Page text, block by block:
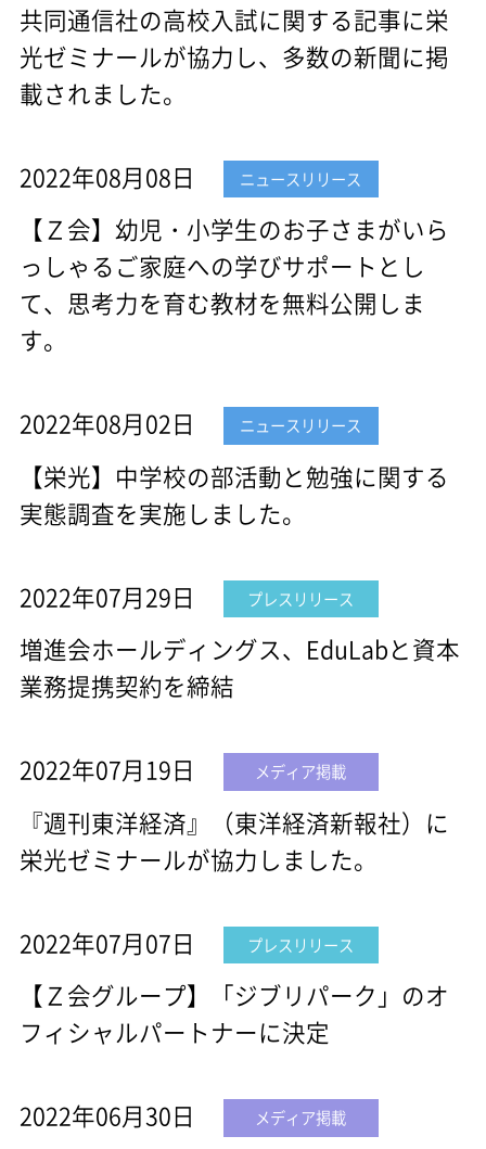
共同通信社の高校入試に関する記事に栄
光ゼミナールが協力し、多数の新聞に掲
載されました。
2022年08月08日 ニュースリリース
【Ｚ会】幼児・小学生のお子さまがいら
っしゃるご家庭への学びサポートとし
て、思考力を育む教材を無料公開しま
す。
2022年08月02日 ニュースリリース
【栄光】中学校の部活動と勉強に関する
実態調査を実施しました。
2022年07月29日 プレスリリース
増進会ホールディングス、EduLabと資本
業務提携契約を締結
2022年07月19日 メディア掲載
『週刊東洋経済』（東洋経済新報社）に
栄光ゼミナールが協力しました。
2022年07月07日 プレスリリース
【Ｚ会グループ】「ジブリパーク」のオ
フィシャルパートナーに決定
2022年06月30日 メディア掲載